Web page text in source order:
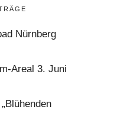
Nürnberg
Areal 3. Juni